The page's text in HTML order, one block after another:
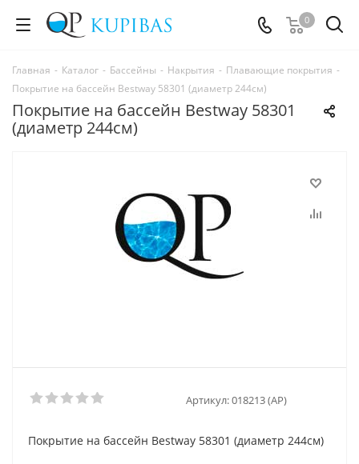
0
Главная - Каталог - Бассейны - Накрытия - Плавающие покрытия -
Покрытие на бассейн Bestway 58301 (диаметр 244см)
Покрытие на бассейн Bestway 58301
(диаметр 244см)
Артикул:018213 (AP)
Покрытие на бассейн Bestway 58301 (диаметр 244см)